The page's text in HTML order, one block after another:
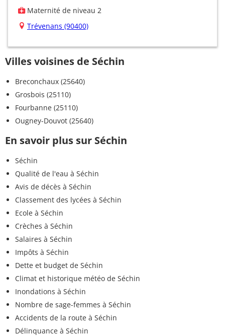
Maternité de niveau 2
Trévenans (90400)
Villes voisines de Séchin
Breconchaux (25640)
Grosbois (25110)
Fourbanne (25110)
Ougney-Douvot (25640)
En savoir plus sur Séchin
Séchin
Qualité de l'eau à Séchin
Avis de décès à Séchin
Classement des lycées à Séchin
Ecole à Séchin
Crèches à Séchin
Salaires à Séchin
Impôts à Séchin
Dette et budget de Séchin
Climat et historique météo de Séchin
Inondations à Séchin
Nombre de sage-femmes à Séchin
Accidents de la route à Séchin
Délinquance à Séchin